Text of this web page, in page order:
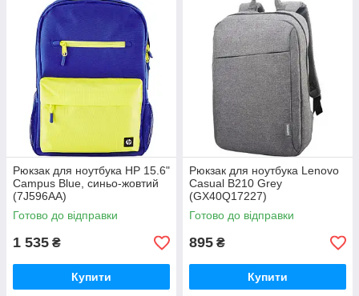
Рюкзак для ноутбука HP 15.6"
Campus Blue, синьо-жовтий
(7J596AA)
Готово до відправки
1 535 ₴
Купити
Рюкзак для ноутбука Lenovo
Casual B210 Grey
(GX40Q17227)
Готово до відправки
895 ₴
Купити